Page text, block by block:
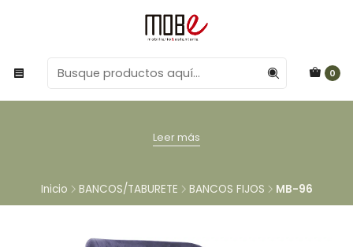
0
Leer más
Inicio BANCOS/TABURETE BANCOS FIJOS MB-96